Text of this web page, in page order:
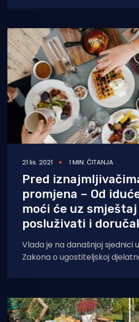
21 lis. 2021 1 MIN. ČITANJA
Pred
promjena – Od
moći će uz smještaj
posluživati i
Vlada je na današnjoj sjednici
Zakona o ugostiteljskoj
privremenih dozvola za